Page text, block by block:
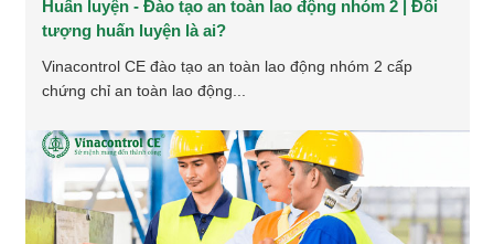
Huấn luyện - Đào tạo an toàn lao động nhóm 2 | Đối
tượng huấn luyện là ai?
Vinacontrol CE đào tạo an toàn lao động nhóm 2 cấp
chứng chỉ an toàn lao động...